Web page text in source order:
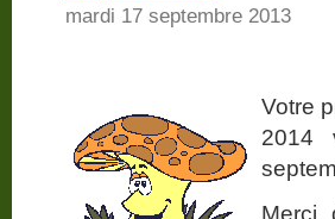
mardi 17 septembre 2013
Votre
2014
Merci